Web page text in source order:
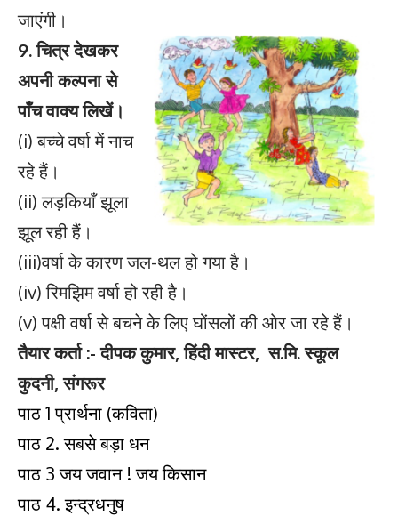
जाएंगी।
9. चित्र देखकर
अपनी कल्पना से
पाँच वाक्य लिखें।
(i) बच्चे वर्षा में नाच
रहे हैं।
(ii) लड़कियाँ झूला
झूल रही हैं।
(iii)वर्षा के कारण जल-थल हो गया है।
(iv) रिमझिम वर्षा हो रही है।
(v) पक्षी वर्षा से बचने के लिए घोंसलों की ओर जा रहे हैं।
तैयार कर्ता :- दीपक कुमार, हिंदी मास्टर, स.मि. स्कूल
कुदनी, संगरूर
पाठ 1 प्रार्थना (कविता)
पाठ 2. सबसे बड़ा धन
पाठ 3 जय जवान ! जय किसान
पाठ 4. इन्द्रधनुष